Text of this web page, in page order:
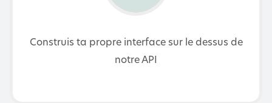
Construis ta propre interface sur le dessus de
notre API